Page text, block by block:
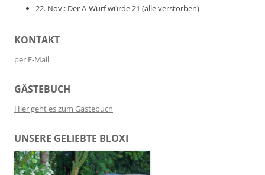
22. Nov.: Der A-Wurf würde 21 (alle verstorben)
KONTAKT
per E-Mail
GÄSTEBUCH
Hier geht es zum Gästebuch
UNSERE GELIEBTE BLOXI